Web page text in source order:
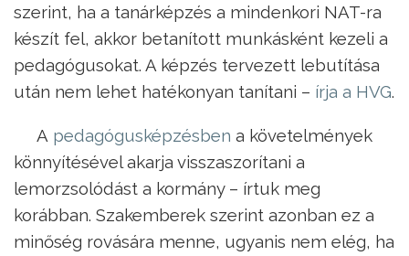
szerint, ha a tanárképzés a mindenkori NAT-ra
készít fel, akkor betanított munkásként kezeli a
pedagógusokat. A képzés tervezett lebutítása
után nem lehet hatékonyan tanítani – írja a HVG.
A pedagógusképzésben a követelmények
könnyítésével akarja visszaszorítani a
lemorzsolódást a kormány – írtuk meg
korábban. Szakemberek szerint azonban ez a
minőség rovására menne, ugyanis nem elég, ha